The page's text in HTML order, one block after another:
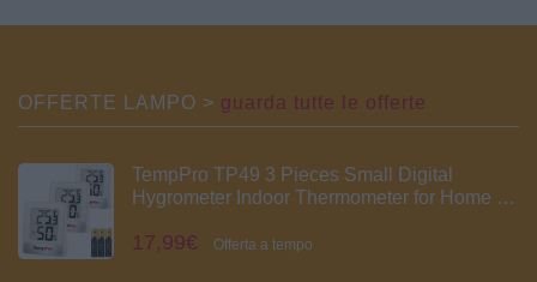
Nero
OFFERTE LAMPO > guarda tutte le offerte
TempPro TP49 3 Pieces Small Digital
Hygrometer Indoor Thermometer for Home |
Humidity Monitor, for Home Office Comfort
17,99€ Offerta a tempo